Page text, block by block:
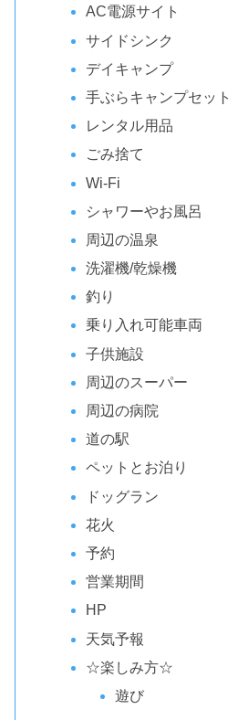
AC電源サイト
サイドシンク
デイキャンプ
手ぶらキャンプセット
レンタル用品
ごみ捨て
Wi-Fi
シャワーやお風呂
周辺の温泉
洗濯機/乾燥機
釣り
乗り入れ可能車両
子供施設
周辺のスーパー
周辺の病院
道の駅
ペットとお泊り
ドッグラン
花火
予約
営業期間
HP
天気予報
☆楽しみ方☆
遊び